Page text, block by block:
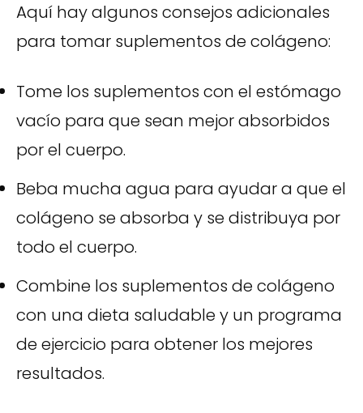
Aquí hay algunos consejos adicionales
para tomar suplementos de colágeno:
Tome los suplementos con el estómago
vacío para que sean mejor absorbidos
por el cuerpo.
Beba mucha agua para ayudar a que el
colágeno se absorba y se distribuya por
todo el cuerpo.
Combine los suplementos de colágeno
con una dieta saludable y un programa
de ejercicio para obtener los mejores
resultados.